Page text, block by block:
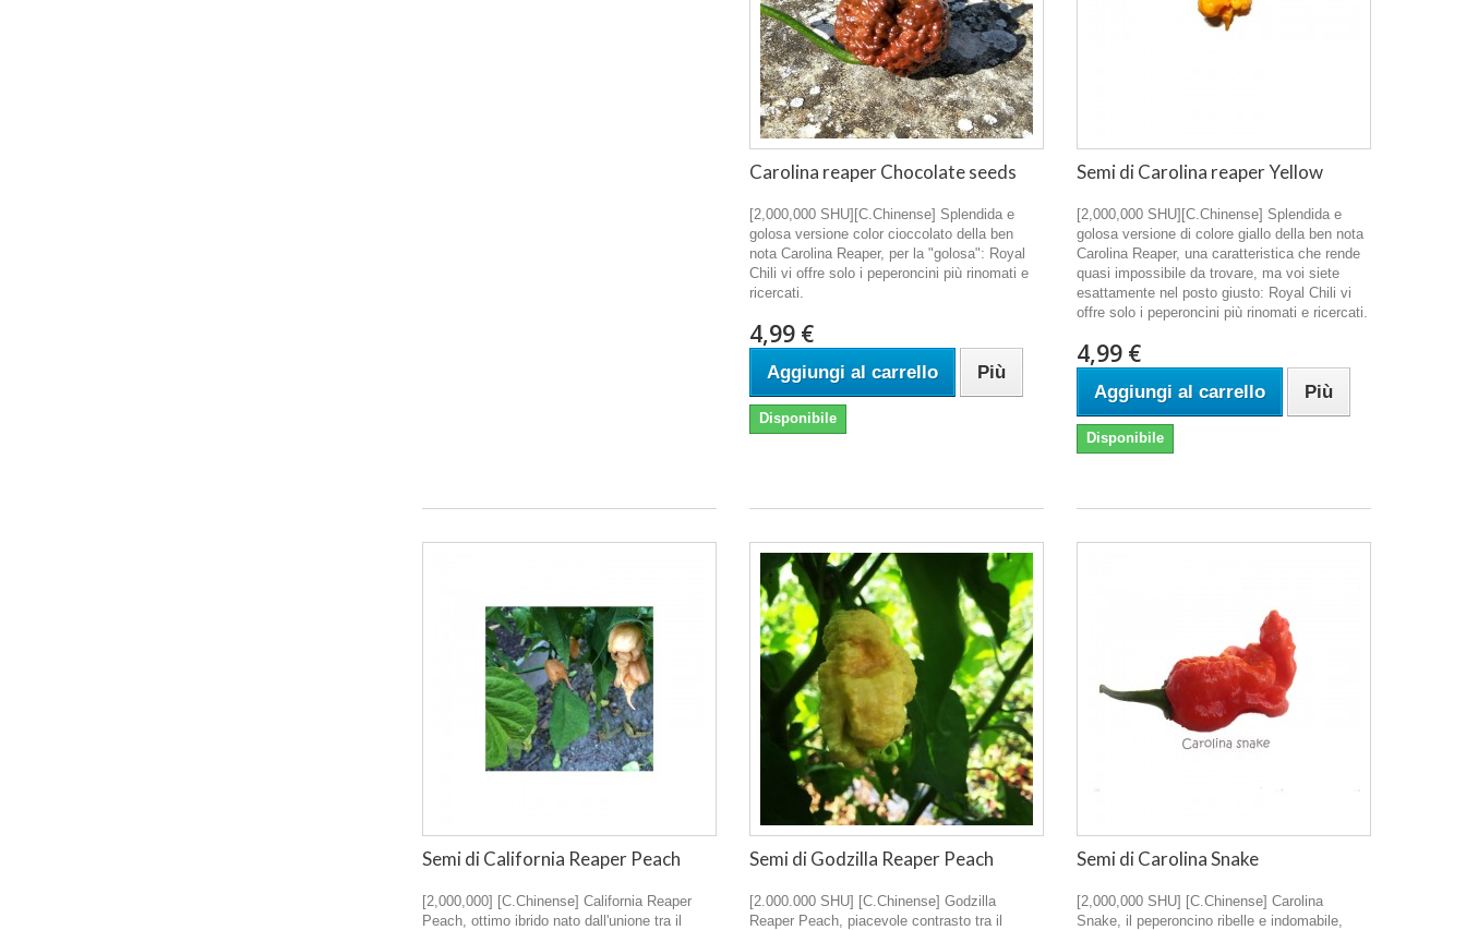
Carolina reaper Chocolate seeds
[2,000,000 SHU][C.Chinense] Splendida e
golosa versione color cioccolato della ben
nota Carolina Reaper, per la "golosa": Royal
Chili vi offre solo i peperoncini più rinomati e
ricercati.
4,99 €
Aggiungi al carrello Più
Disponibile
Semi di Carolina reaper Yellow
[2,000,000 SHU][C.Chinense] Splendida e
golosa versione di colore giallo della ben nota
Carolina Reaper, una caratteristica che rende
quasi impossibile da trovare, ma voi siete
esattamente nel posto giusto: Royal Chili vi
offre solo i peperoncini più rinomati e ricercati.
4,99 €
Aggiungi al carrello Più
Disponibile
Semi di California Reaper Peach
[2,000,000] [C.Chinense] California Reaper
Peach, ottimo ibrido nato dall'unione tra il
Semi di Godzilla Reaper Peach
[2.000.000 SHU] [C.Chinense] Godzilla
Reaper Peach, piacevole contrasto tra il
Semi di Carolina Snake
[2,000,000 SHU] [C.Chinense] Carolina
Snake, il peperoncino ribelle e indomabile,